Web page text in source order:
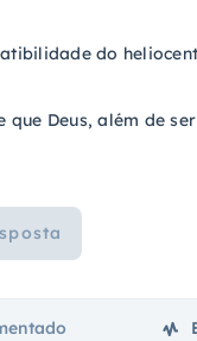
do
que Deus, além de